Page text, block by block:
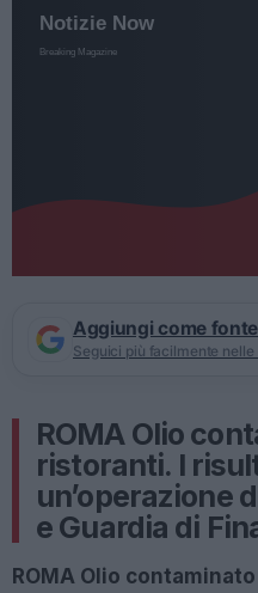
Aggiungi come
Seguici più facilmente
ROMA Olio
ristoranti. I
un’operazione
e Guardia di
ROMA Olio